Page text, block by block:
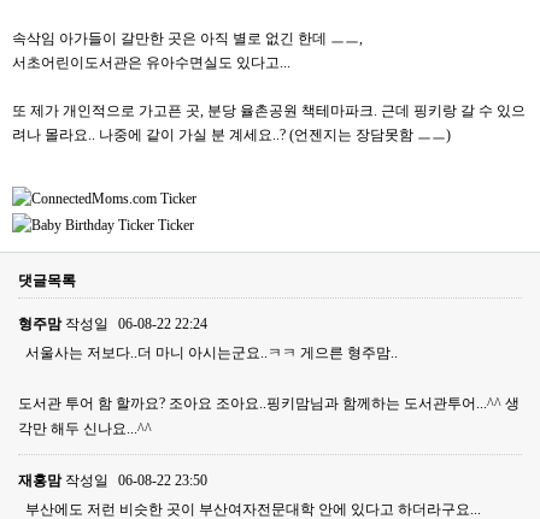
속삭임 아가들이 갈만한 곳은 아직 별로 없긴 한데 ㅡㅡ,
서초어린이도서관은 유아수면실도 있다고...
또 제가 개인적으로 가고픈 곳, 분당 율촌공원 책테마파크. 근데 핑키랑 갈 수 있으
려나 몰라요.. 나중에 같이 가실 분 계세요..? (언젠지는 장담못함 ㅡㅡ)
댓글목록
형주맘 작성일
06-08-22 22:24
서울사는 저보다..더 마니 아시는군요..ㅋㅋ 게으른 형주맘..
도서관 투어 함 할까요? 조아요 조아요..핑키맘님과 함께하는 도서관투어...^^ 생
각만 해두 신나요...^^
재홍맘 작성일
06-08-22 23:50
부산에도 저런 비슷한 곳이 부산여자전문대학 안에 있다고 하더라구요...